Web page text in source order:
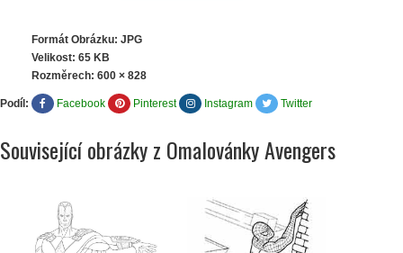
Formát Obrázku: JPG
Velikost: 65 KB
Rozměrech: 600 × 828
Podíl: Facebook Pinterest Instagram Twitter
Související obrázky z Omalovánky Avengers